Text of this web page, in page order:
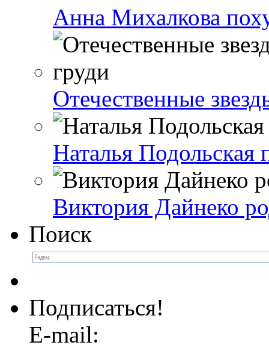
Анна Михалкова
Отечественные
Наталья Подольская
Виктория Дайнеко
Поиск
Подписаться!
E-mail: